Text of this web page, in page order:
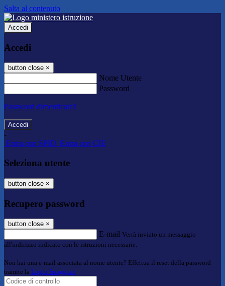
Salta al contenuto
Accedi
Accedi
button close ×
Nome Utente
Password
Password dimenticata?
-
Entra con SPID Entra con CIE
Seleziona utente
button close ×
Recupero password
button close ×
E-mail Verrà inviato un messaggio
all'indirizzo indicato con le istruzioni necessarie.
Non hai una e-mail associata al nome utente? Effettua il reset della password
tramite la Login Spaggiari